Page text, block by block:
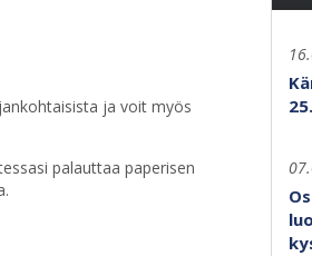
ja voit myös
palauttaa paperisen